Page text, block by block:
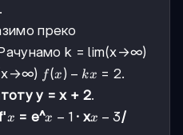
преко
k = lim(x→∞)
f(x)
-
f(x) − kx = 2.
y = x + 2.
x
x = e^x-
x − 1· xx-
x − 3/